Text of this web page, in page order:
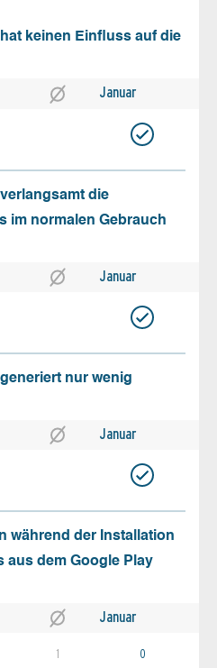
keinen Einfluss auf die
Januar
die
im normalen Gebrauch
Januar
nur wenig
Januar
während der Installation
aus dem Google Play
Januar
1 0